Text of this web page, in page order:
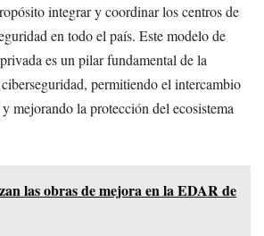
integrar y coordinar los centros de
en todo el país. Este modelo de
es un pilar fundamental de la
permitiendo el intercambio
mejorando la protección del ecosistema
las obras de mejora en la EDAR de